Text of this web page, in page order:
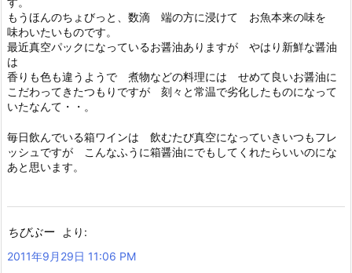
もうほんのちょびっと、数滴 端の方に浸けて お魚本来の味を
味わいたいものです。
最近真空パックになっているお醤油ありますが やはり新鮮な醤油
は
香りも色も違うようで 煮物などの料理には せめて良いお醤油に
こだわってきたつもりですが 刻々と常温で劣化したものになって
いたなんて・・。
毎日飲んでいる箱ワインは 飲むたび真空になっていきいつもフレ
ッシュですが こんなふうに箱醤油にでもしてくれたらいいのにな
あと思います。
ちびぶー
より:
2011年9月29日 11:06 PM